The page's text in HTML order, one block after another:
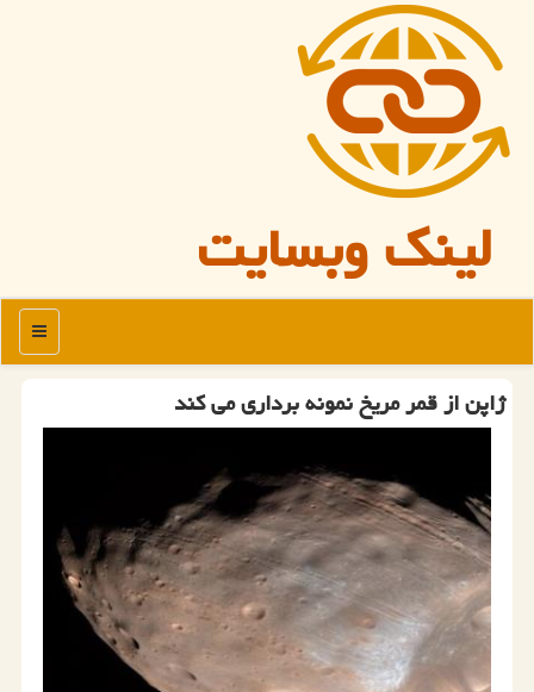
لینک وبسایت
منو
ژاپن از قمر مریخ نمونه برداری می كند